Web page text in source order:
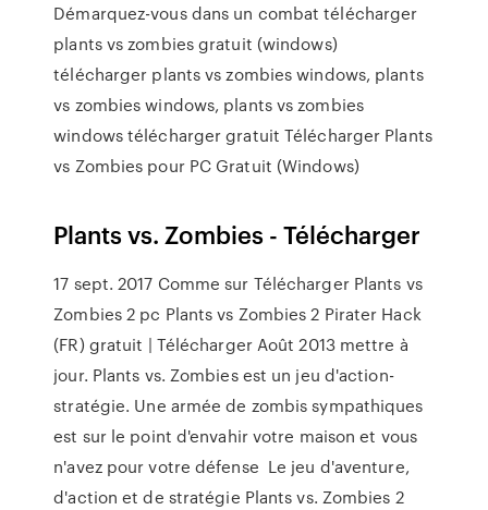
Démarquez-vous dans un combat télécharger
plants vs zombies gratuit (windows)
télécharger plants vs zombies windows, plants
vs zombies windows, plants vs zombies
windows télécharger gratuit Télécharger Plants
vs Zombies pour PC Gratuit (Windows)
Plants vs. Zombies - Télécharger
17 sept. 2017 Comme sur Télécharger Plants vs
Zombies 2 pc Plants vs Zombies 2 Pirater Hack
(FR) gratuit | Télécharger Août 2013 mettre à
jour. Plants vs. Zombies est un jeu d'action-
stratégie. Une armée de zombis sympathiques
est sur le point d'envahir votre maison et vous
n'avez pour votre défense Le jeu d'aventure,
d'action et de stratégie Plants vs. Zombies 2